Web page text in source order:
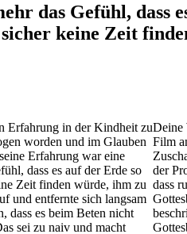
das Gefühl, dass
keine Zeit
Erfahrung in der Kindheit zu
worden und im Glauben
Erfahrung war eine
dass es auf der Erde so
Zeit finden würde, ihm zu
und entfernte sich langsam
dass es beim Beten nicht
sei zu naiv und macht
Deine
Film
der
dass